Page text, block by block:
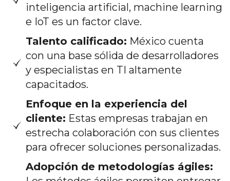
inteligencia artificial, machine learning
e IoT es un factor clave.
Talento calificado: México cuenta
con una base sólida de desarrolladores
y especialistas en TI altamente
capacitados.
Enfoque en la experiencia del
cliente: Estas empresas trabajan en
estrecha colaboración con sus clientes
para ofrecer soluciones personalizadas.
Adopción de metodologías ágiles: